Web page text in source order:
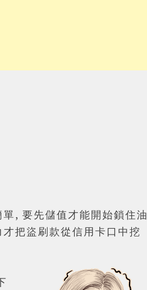
, 要先儲值才能開始鎖住油
把盜刷款從信用卡口中挖